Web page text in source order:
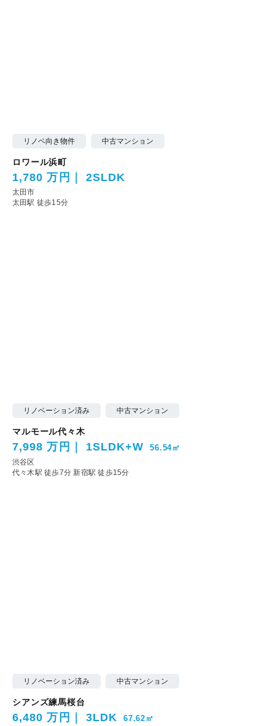
リノベ向き物件 中古マンション
ロワール浜町
1,780 万円 2SLDK
太田市
太田駅 徒歩15分
リノベーション済み 中古マンション
マルモール代々木
7,998 万円 1SLDK+W 56.54㎡
渋谷区
代々木駅 徒歩7分 新宿駅 徒歩15分
リノベーション済み 中古マンション
シアンズ練馬桜台
6,480 万円 3LDK 67.62㎡